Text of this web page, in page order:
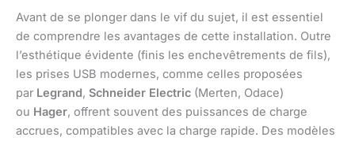
Avant de se plonger dans le vif du sujet, il est essentiel
de comprendre les avantages de cette installation. Outre
l’esthétique évidente (finis les enchevêtrements de fils),
les prises USB modernes, comme celles proposées
par Legrand, Schneider Electric (Merten, Odace)
ou Hager, offrent souvent des puissances de charge
accrues, compatibles avec la charge rapide. Des modèles